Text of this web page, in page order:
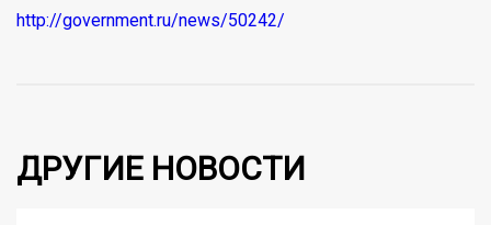
http://government.ru/news/50242/
ДРУГИЕ НОВОСТИ